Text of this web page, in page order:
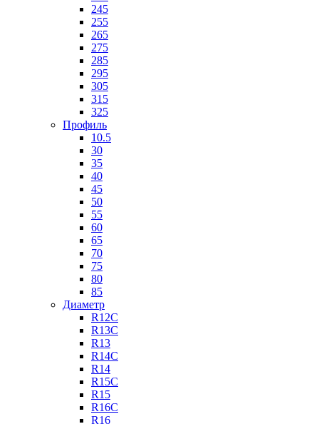
245
255
265
275
285
295
305
315
325
Профиль
10.5
30
35
40
45
50
55
60
65
70
75
80
85
Диаметр
R12C
R13C
R13
R14C
R14
R15C
R15
R16C
R16